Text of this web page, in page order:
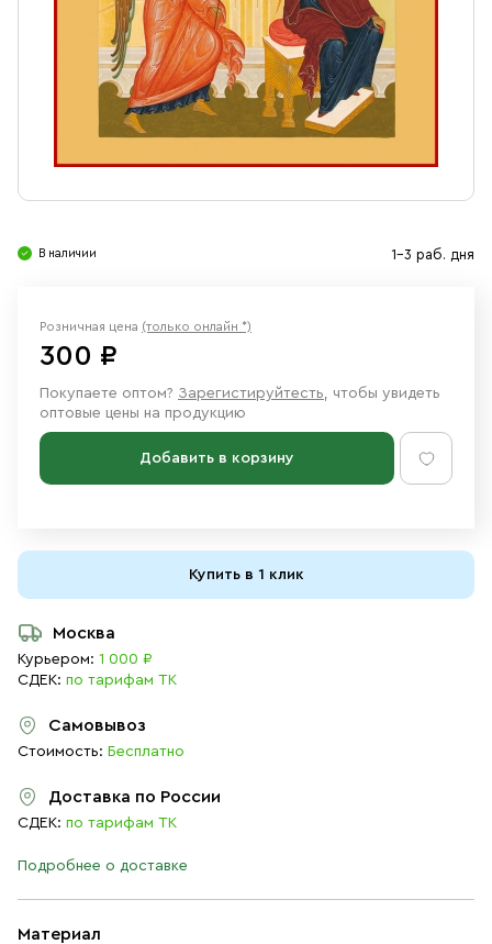
Ювелирные изделия
В наличии 1-3 раб. дня
Материал
Розничная цена (только онлайн *)
300 ₽
Покупаете оптом? Зарегистируйтесть, чтобы увидеть
оптовые цены на продукцию
Добавить в корзину
Купить в 1 клик
Москва
Курьером: 1 000 ₽
СДЕК: по тарифам ТК
Самовывоз
Стоимость: Бесплатно
Доставка по России
СДЕК: по тарифам ТК
Подробнее о доставке